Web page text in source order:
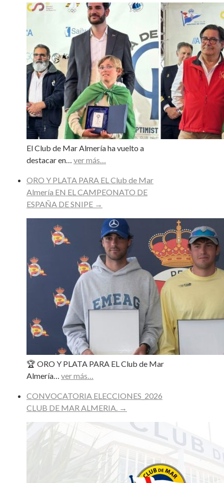
El Club de Mar Almería ha vuelto a
destacar en… ver más…
ORO Y PLATA PARA EL Club de Mar
Almería EN EL CAMPEONATO DE
ESPAÑA DE SNIPE →
🏆 ORO Y PLATA PARA EL Club de Mar
Almería… ver más…
CONVOCATORIA ELECCIONES_2026
CLUB DE MAR ALMERIA. →